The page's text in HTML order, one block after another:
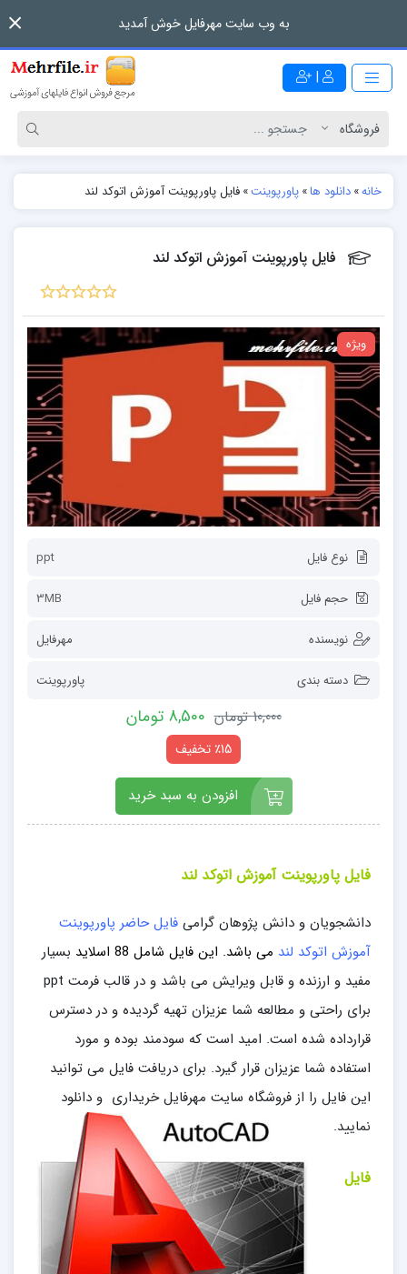
به وب سایت مهرفایل خوش آمدید
|
خانه»دانلود ها»پاورپوینت»فایل پاورپوینت آموزش اتوکد لند
فایل پاورپوینت آموزش اتوکد لند
ویژه
نوع فایل ppt
حجم فایل 3MB
نویسنده مهرفایل
دسته بندی پاورپوینت
10,000 تومان 8,500 تومان
٪15 تخفیف
افزودن به سبد خرید
فایل پاورپوینت آموزش اتوکد لند
دانشجویان و دانش پژوهان گرامی فایل حاضر پاورپوینت
آموزش اتوکد لند می باشد. این فایل شامل 88 اسلاید بسیار
مفید و ارزنده و قابل ویرایش می باشد و در قالب فرمت ppt
برای راحتی و مطالعه شما عزیزان تهیه گردیده و در دسترس
قرارداده شده است. امید است که سودمند بوده و مورد
استفاده شما عزیزان قرار گیرد. برای دریافت فایل می توانید
این فایل را از فروشگاه سایت مهرفایل خریداری و دانلود
نمایید.
فایل